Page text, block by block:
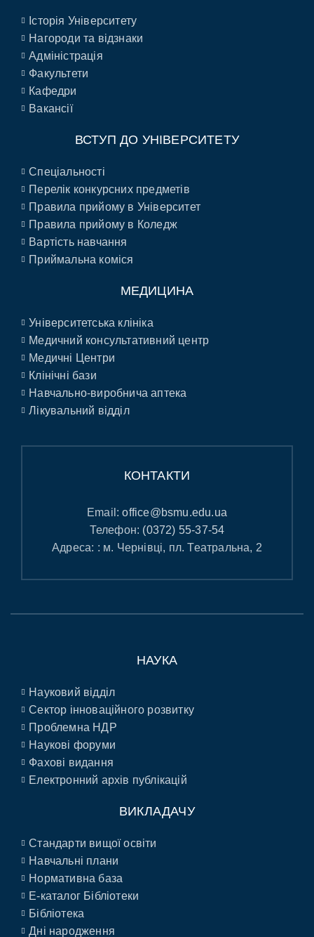
Історія Університету
Нагороди та відзнаки
Адміністрація
Факультети
Кафедри
Вакансії
ВСТУП ДО УНІВЕРСИТЕТУ
Спеціальності
Перелік конкурсних предметів
Правила прийому в Університет
Правила прийому в Коледж
Вартість навчання
Приймальна коміся
МЕДИЦИНА
Університетська клініка
Медичний консультативний центр
Медичні Центри
Клінічні бази
Навчально-виробнича аптека
Лікувальний відділ
КОНТАКТИ
Email:office@bsmu.edu.ua
Телефон: (0372) 55-37-54
Адреса: : м. Чернівці, пл. Театральна, 2
НАУКА
Науковий відділ
Сектор інноваційного розвитку
Проблемна НДР
Наукові форуми
Фахові видання
Електронний архів публікацій
ВИКЛАДАЧУ
Стандарти вищої освіти
Навчальні плани
Нормативна база
E-каталог Бібліотеки
Бібліотека
Дні народження